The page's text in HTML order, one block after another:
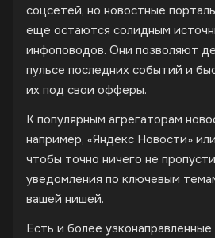
соцсетей, но новостные
еще остаются солидным
инфоповодов. Они позволяют
пульсе последних событий и
их под свои офферы.
К популярным агрегаторам
например, «Яндекс Новости»
чтобы точно ничего не
уведомления по ключевым
вашей нишей.
Есть и более